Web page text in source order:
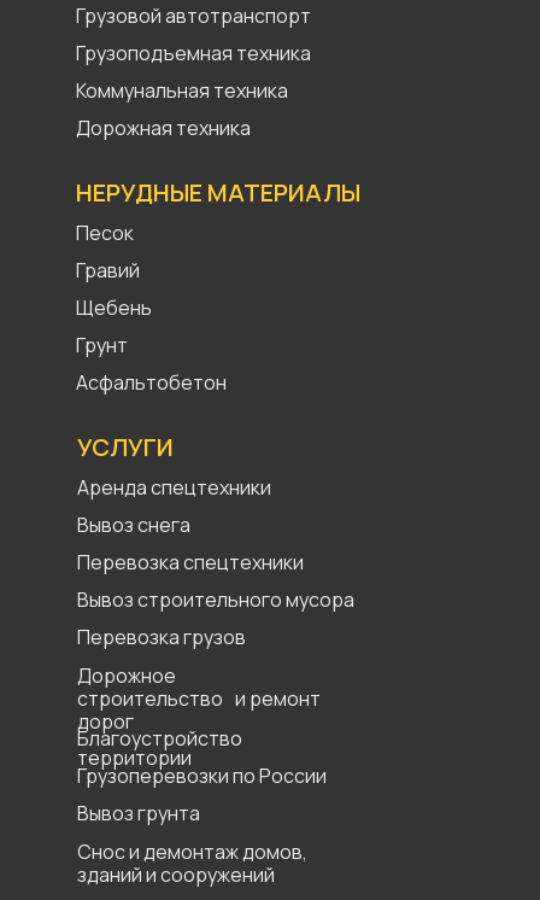
НЕРУДНЫЕ МАТЕРИАЛЫ
Асфальтобетон
Грунт
Щебень
Гравий
Песок
УСЛУГИ
Снос и демонтаж домов,
зданий и сооружений
Благоустройство
территории
Дорожное
строительство и ремонт
дорог
Вывоз строительного мусора
Вывоз снега
Вывоз грунта
Грузоперевозки по России
Перевозка грузов
Перевозка спецтехники
Аренда спецтехники
Дорожная техника
Коммунальная техника
Грузоподъемная техника
Грузовой автотранспорт